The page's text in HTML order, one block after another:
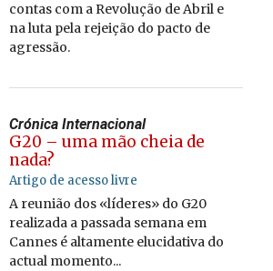
contas com a Re­vo­lução de Abril e
na luta pela re­jeição do pacto de
agressão.
Crónica Internacional
G20 – uma mão cheia de
nada?
Artigo de acesso livre
A reunião dos «líderes» do G20
realizada a passada semana em
Cannes é altamente elucidativa do
actual momento...